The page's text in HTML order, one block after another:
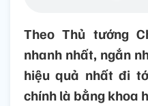
Theo Thủ tướng
nhanh nhất, ngắn
hiệu quả nhất đi
chính là bằng khoa